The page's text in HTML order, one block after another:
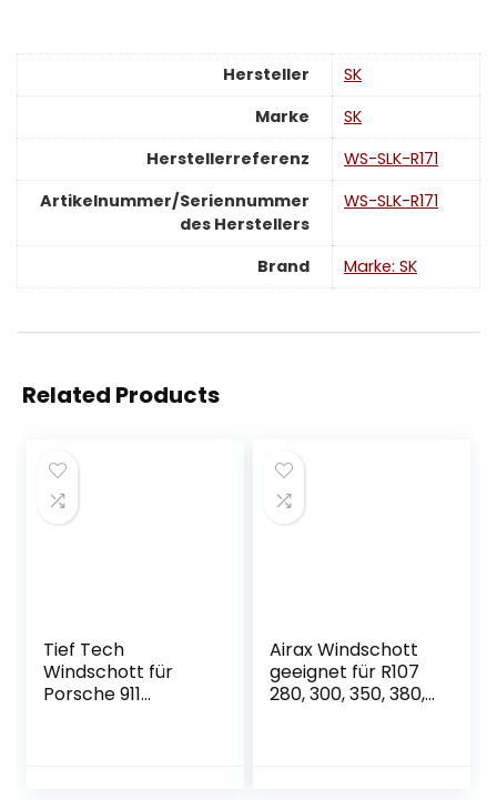
Hersteller
‎SK
Marke
‎SK
Herstellerreferenz
‎WS-SLK-R171
Artikelnummer/Seriennummer
des Herstellers
‎WS-SLK-R171
Brand Marke: SK
Related Products
Tief Tech
Windschott für
Porsche 911
Airax Windschott
geeignet für R107
280, 300, 350, 380,